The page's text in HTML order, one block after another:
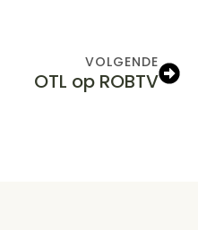
VOLGENDE
OTL op ROBTV